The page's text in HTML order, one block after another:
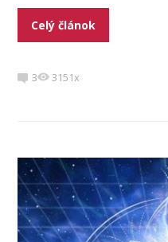
Celý článok
3 3151x